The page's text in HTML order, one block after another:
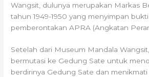
Wangsit, dulunya merupakan Markas
tahun 1949-1950 yang menyimpan
pemberontakan APRA (Angkatan
Setelah dari Museum Mandala
bermutasi ke Gedung Sate untuk
berdirinya Gedung Sate dan